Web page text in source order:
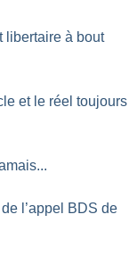
libertaire à bout
et le réel toujours
l’appel BDS de